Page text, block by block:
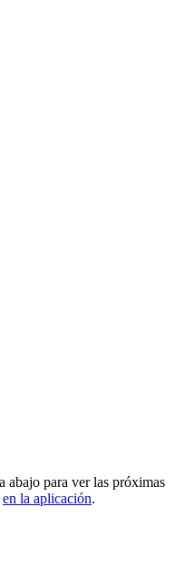
abajo para ver las próximas
en la aplicación.